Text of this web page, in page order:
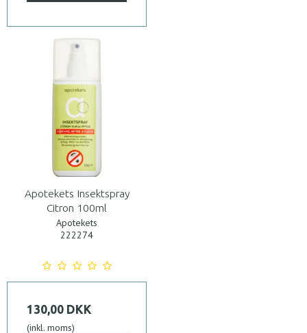
Apotekets Insektspray
Citron 100ml
Apotekets
222274
130,00 DKK
(inkl. moms)